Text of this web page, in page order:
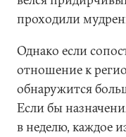
проходили
Однако если
отношение к
обнаружится
Если бы
в неделю, каждое